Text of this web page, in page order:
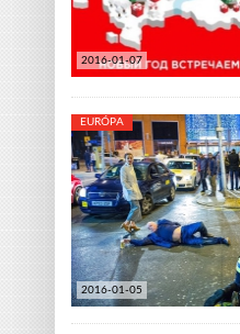
2016-01-07
2016-01-05
EURÓPA